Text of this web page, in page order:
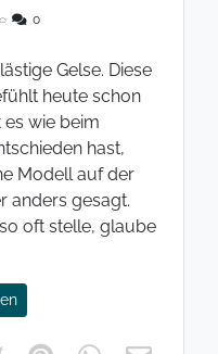
◌ 0
Gelse. Diese
heute schon
es wie beim
hast,
Modell auf der
anders gesagt.
oft stelle, glaube